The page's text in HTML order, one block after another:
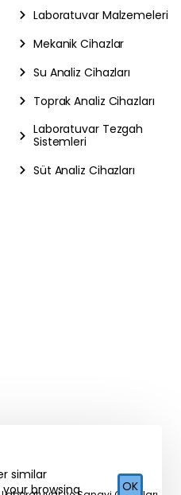
similar
browsing
OK
Laboratuvar Malzemeleri
Mekanik Cihazlar
Su Analiz Cihazları
Toprak Analiz Cihazları
Laboratuvar Tezgah
Sistemleri
Süt Analiz Cihazları